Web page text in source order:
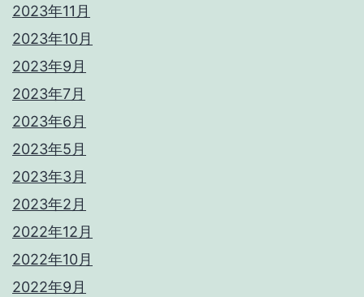
2023年11月
2023年10月
2023年9月
2023年7月
2023年6月
2023年5月
2023年3月
2023年2月
2022年12月
2022年10月
2022年9月